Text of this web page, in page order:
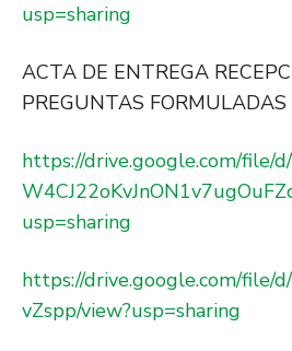
usp=sharing
ACTA DE ENTREGA
PREGUNTAS FORMULADAS
https://drive.google.com/file/
usp=sharing
https://drive.google.com/file/
vZspp/view?usp=sharing